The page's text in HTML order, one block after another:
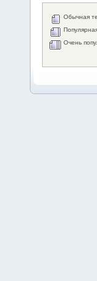
Обычная
Очень